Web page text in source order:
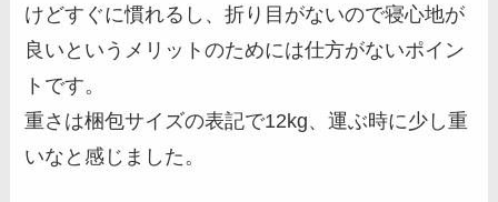
けどすぐに慣れるし、折り目がないので寝心地が
良いというメリットのためには仕方がないポイン
トです。
重さは梱包サイズの表記で12kg、運ぶ時に少し重
いなと感じました。